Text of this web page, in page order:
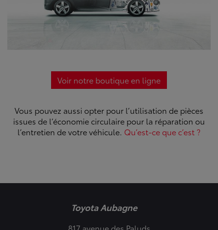
Voir notre boutique en ligne
Vous pouvez aussi opter pour l’utilisation de pièces
issues de l’économie circulaire pour la réparation ou
l’entretien de votre véhicule. Qu’est-ce que c’est ?
Toyota Aubagne